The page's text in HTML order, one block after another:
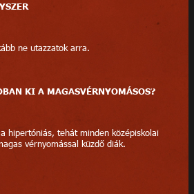
ne utazzatok arra.
KI A MAGASVÉRNYOMÁSOS?
hipertóniás, tehát minden középiskolai
vérnyomással küzdő diák.